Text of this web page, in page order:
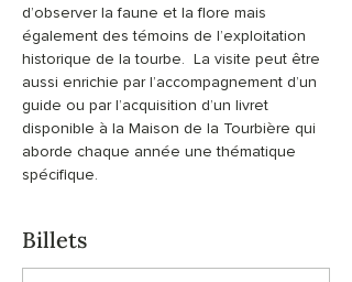
d’observer la faune et la flore mais
également des témoins de l’exploitation
historique de la tourbe.  La visite peut être
aussi enrichie par l’accompagnement d’un
guide ou par l’acquisition d’un livret
disponible à la Maison de la Tourbière qui
aborde chaque année une thématique
spécifique.
Billets